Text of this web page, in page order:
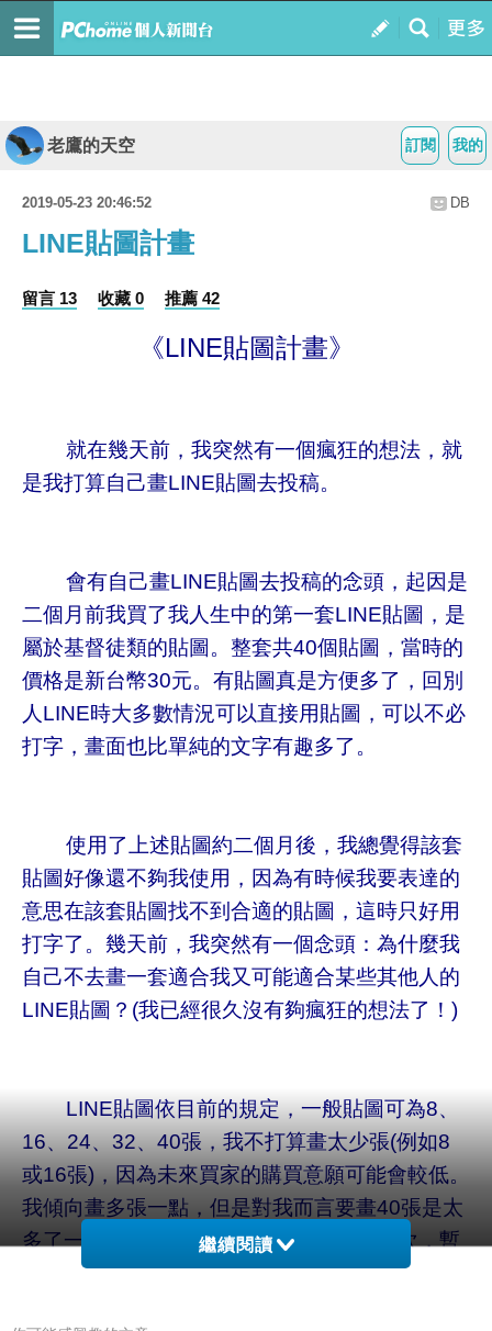
我的
訂閱
老鷹的天空
2019-05-23 20:46:52 DB
LINE貼圖計畫
留言 13 收藏 0 推薦 42
《LINE貼圖計畫》
就在幾天前，我突然有一個瘋狂的想法，就
是我打算自己畫LINE貼圖去投稿。
會有自己畫LINE貼圖去投稿的念頭，起因是
二個月前我買了我人生中的第一套LINE貼圖，是
屬於基督徒類的貼圖。整套共40個貼圖，當時的
價格是新台幣30元。有貼圖真是方便多了，回別
人LINE時大多數情況可以直接用貼圖，可以不必
打字，畫面也比單純的文字有趣多了。
使用了上述貼圖約二個月後，我總覺得該套
貼圖好像還不夠我使用，因為有時候我要表達的
意思在該套貼圖找不到合適的貼圖，這時只好用
打字了。幾天前，我突然有一個念頭：為什麼我
自己不去畫一套適合我又可能適合某些其他人的
LINE貼圖？(我已經很久沒有夠瘋狂的想法了！)
LINE貼圖依目前的規定，一般貼圖可為8、
16、24、32、40張，我不打算畫太少張(例如8
或16張)，因為未來買家的購買意願可能會較低。
我傾向畫多張一點，但是對我而言要畫40張是太
多了一點，我實在沒有把握。我退而求其次，暫
時以32張為目標吧；將來若真的難產，至少也要
繼續閱讀